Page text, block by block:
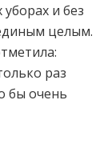
и без
целым.
раз
бы очень